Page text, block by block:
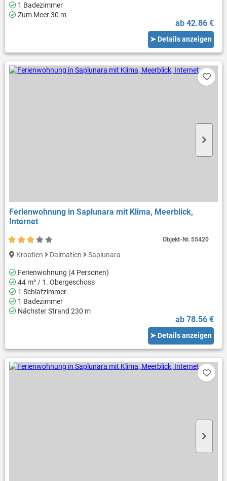
1 Badezimmer
Zum Meer 30 m
ab 42.86 €
➤ Details anzeigen
Ferienwohnung in Saplunara mit Klima, Meerblick,
Internet
Kroatien Dalmatien Saplunara
Ferienwohnung (4 Personen)
44 m² / 1. Obergeschoss
1 Schlafzimmer
1 Badezimmer
Nächster Strand 230 m
ab 78.56 €
➤ Details anzeigen
Objekt-Nr.55420